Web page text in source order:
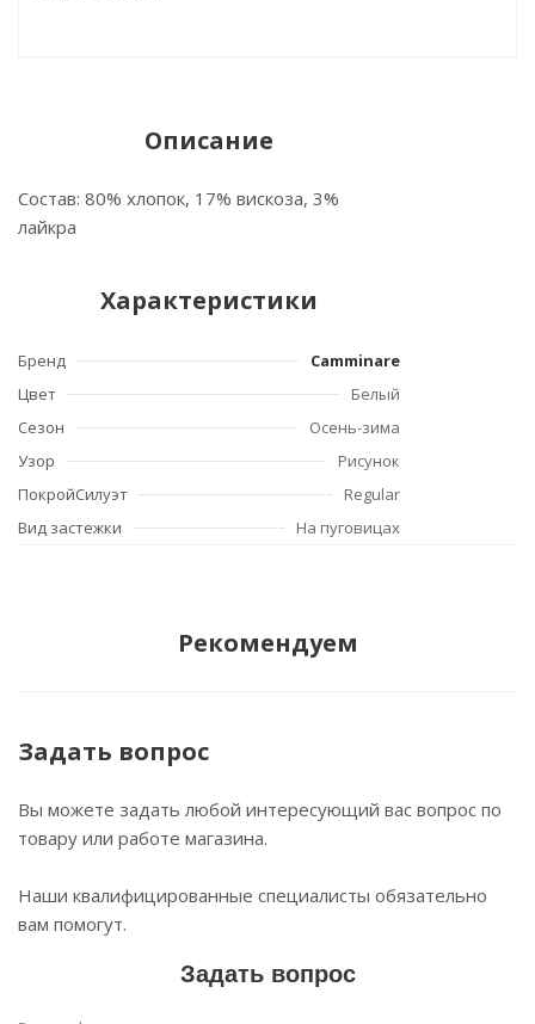
Описание
Состав: 80% хлопок, 17% вискоза, 3%
лайкра
Характеристики
Бренд
Camminare
Цвет
Белый
Сезон
Осень-зима
Узор
Рисунок
ПокройСилуэт
Regular
Вид застежки
На пуговицах
Рекомендуем
Задать вопрос
Вы можете задать любой интересующий вас вопрос по
товару или работе магазина.
Наши квалифицированные специалисты обязательно
вам помогут.
Задать вопрос